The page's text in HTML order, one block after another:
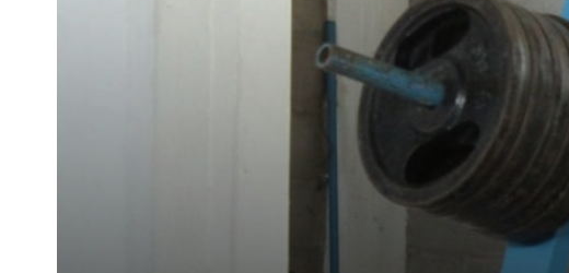
Firmat será sede del segundo Torneo Regional de
Vassalli: en potencial y con fechas diferidas, la empresa
Firmat: avanza la investigación de dos empleadas del
Villada: el viento provocó el desprendimiento del techo
Violento robo en la zona rural de Firmat: maniataron a
Colecta solidaria de juguetes en Firmat para el EPI y el